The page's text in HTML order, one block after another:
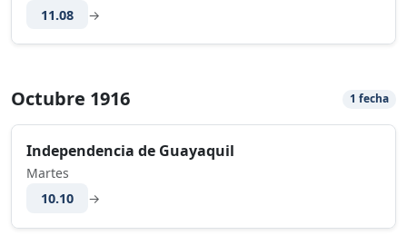
11.08
→
Octubre 1916 1 fecha
Independencia de Guayaquil
Martes
10.10
→